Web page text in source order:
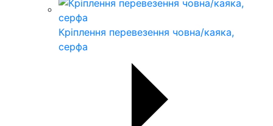
Кріплення перевезення човна/каяка,
серфа